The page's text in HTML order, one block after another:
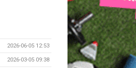
2026-06-05 12:53
2026-03-05 09:38